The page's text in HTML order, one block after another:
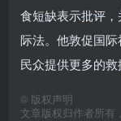
食短缺表示批评
际法。他敦促国
民众提供更多的救
© 版权声明
文章版权归作者所有